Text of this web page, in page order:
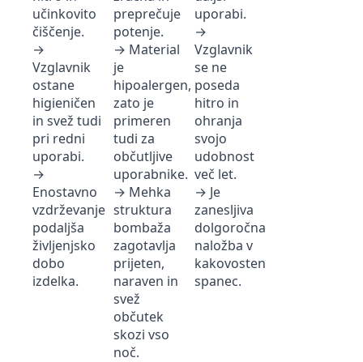
učinkovito
čiščenje.
→
Vzglavnik
ostane
higieničen
in svež tudi
pri redni
uporabi.
→
Enostavno
vzdrževanje
podaljša
življenjsko
dobo
izdelka.
preprečuje
potenje.
→ Material
je
hipoalergen,
zato je
primeren
tudi za
občutljive
uporabnike.
→ Mehka
struktura
bombaža
zagotavlja
prijeten,
naraven in
svež
občutek
skozi vso
noč.
uporabi.
→
Vzglavnik
se ne
poseda
hitro in
ohranja
svojo
udobnost
več let.
→ Je
zanesljiva
dolgoročna
naložba v
kakovosten
spanec.